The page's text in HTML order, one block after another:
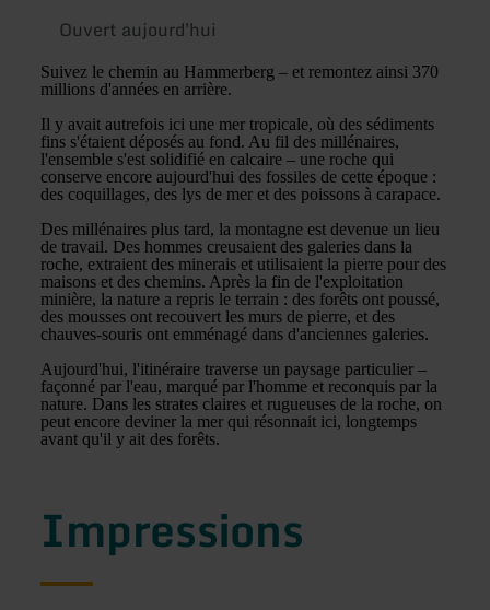
Ouvert aujourd'hui
Suivez le chemin au Hammerberg – et remontez ainsi 370
millions d'années en arrière.
Il y avait autrefois ici une mer tropicale, où des sédiments
fins s'étaient déposés au fond. Au fil des millénaires,
l'ensemble s'est solidifié en calcaire – une roche qui
conserve encore aujourd'hui des fossiles de cette époque :
des coquillages, des lys de mer et des poissons à carapace.
Des millénaires plus tard, la montagne est devenue un lieu
de travail. Des hommes creusaient des galeries dans la
roche, extraient des minerais et utilisaient la pierre pour des
maisons et des chemins. Après la fin de l'exploitation
minière, la nature a repris le terrain : des forêts ont poussé,
des mousses ont recouvert les murs de pierre, et des
chauves-souris ont emménagé dans d'anciennes galeries.
Aujourd'hui, l'itinéraire traverse un paysage particulier –
façonné par l'eau, marqué par l'homme et reconquis par la
nature. Dans les strates claires et rugueuses de la roche, on
peut encore deviner la mer qui résonnait ici, longtemps
avant qu'il y ait des forêts.
Impressions